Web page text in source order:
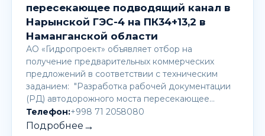
пересекающее подводящий канал в
Нарынской ГЭС-4 на ПК34+13,2 в
Наманганской области
АО «Гидропроект» объявляет отбор на
получение предварительных коммерческих
предложений в соответствии с техническим
заданием: "Разработка рабочей документации
(РД) автодорожного моста пересекающее…
Телефон:+998 71 2058080
Подробнее →